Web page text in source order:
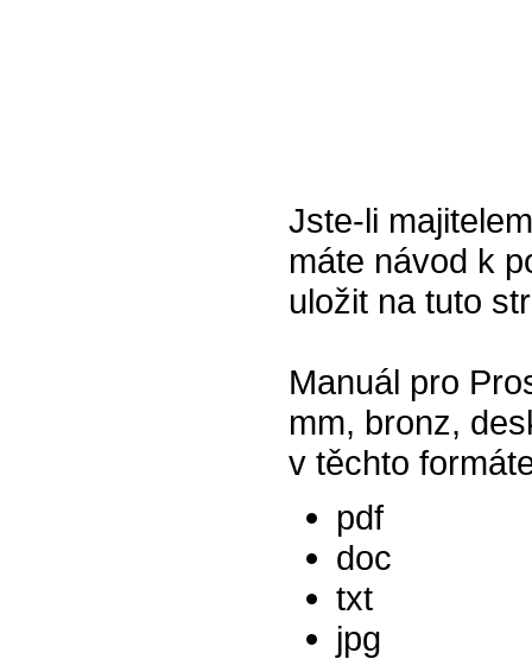
Jste-li
máte návod k
uložit na tuto
Manuál pro
mm, bronz,
v těchto
pdf
doc
txt
jpg